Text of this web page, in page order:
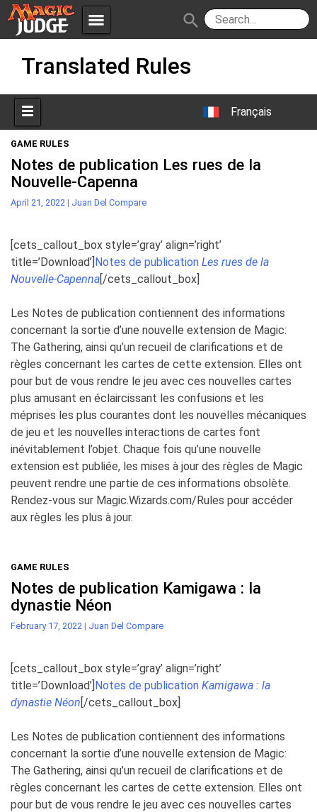
menu
JudgeApps
Forum
Judges
Policies IPG
JAR
search
Translated Rules
Français
GAME RULES
Notes de publication Les rues de la
Nouvelle-Capenna
April 21, 2022 | Juan Del Compare
[cets_callout_box style=’gray’ align=’right’
title=’Download’]Notes de publication Les rues de la
Nouvelle-Capenna[/cets_callout_box]
Les Notes de publication contiennent des informations
concernant la sortie d’une nouvelle extension de Magic:
The Gathering, ainsi qu’un recueil de clarifications et de
règles concernant les cartes de cette extension. Elles ont
pour but de vous rendre le jeu avec ces nouvelles cartes
plus amusant en éclaircissant les confusions et les
méprises les plus courantes dont les nouvelles mécaniques
de jeu et les nouvelles interactions de cartes font
inévitablement l’objet. Chaque fois qu’une nouvelle
extension est publiée, les mises à jour des règles de Magic
peuvent rendre une partie de ces informations obsolète.
Rendez-vous sur Magic.Wizards.com/Rules pour accéder
aux règles les plus à jour.
GAME RULES
Notes de publication Kamigawa : la
dynastie Néon
February 17, 2022 | Juan Del Compare
[cets_callout_box style=’gray’ align=’right’
title=’Download’]Notes de publication Kamigawa : la
dynastie Néon[/cets_callout_box]
Les Notes de publication contiennent des informations
concernant la sortie d’une nouvelle extension de Magic:
The Gathering, ainsi qu’un recueil de clarifications et de
règles concernant les cartes de cette extension. Elles ont
pour but de vous rendre le jeu avec ces nouvelles cartes